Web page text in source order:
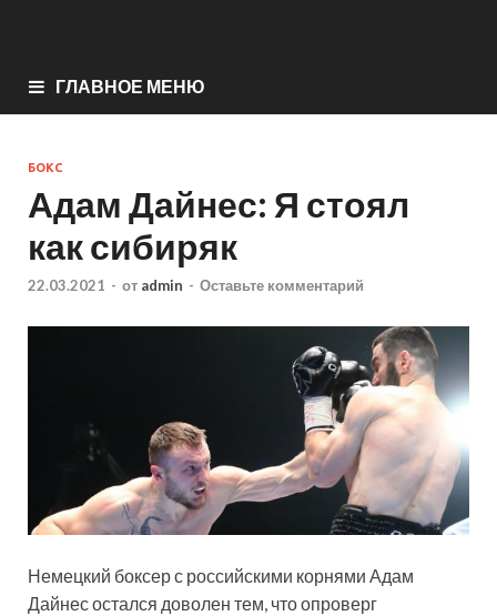
ГЛАВНОЕ МЕНЮ
БОКС
Адам Дайнес: Я стоял
как сибиряк
22.03.2021 - от admin - Оставьте комментарий
Немецкий боксер с российскими корнями Адам
Дайнес остался доволен тем, что опроверг